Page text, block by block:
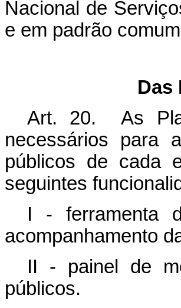
Nacional de
e em padrão
Das
Art. 20. As
necessários para
públicos de cada
seguintes
I - ferramenta
acompanhamento
II - painel de
públicos.